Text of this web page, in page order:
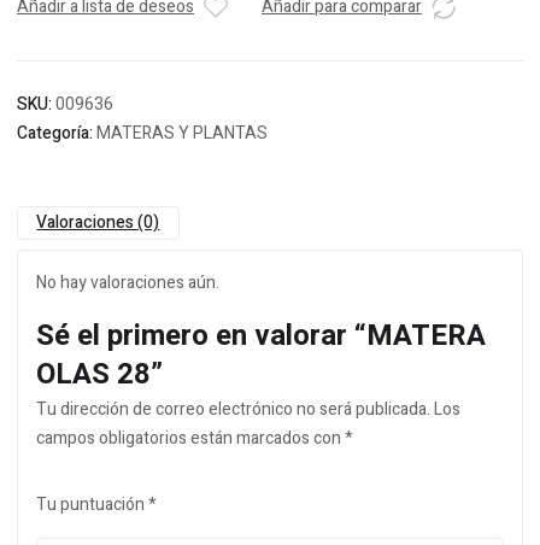
Añadir a lista de deseos Añadir para comparar
SKU:009636
Categoría:MATERAS Y PLANTAS
Valoraciones (0)
No hay valoraciones aún.
Sé el primero en valorar “MATERA
OLAS 28”
Tu dirección de correo electrónico no será publicada.Los
campos obligatorios están marcados con*
Tu puntuación*